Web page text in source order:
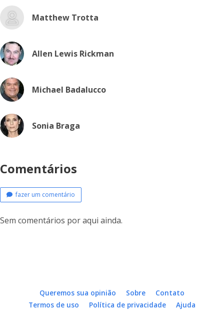
Matthew Trotta
Allen Lewis Rickman
Michael Badalucco
Sonia Braga
Comentários
fazer um comentário
Sem comentários por aqui ainda.
Queremos sua opinião Sobre
Contato
Termos de uso
Política de privacidade Ajuda